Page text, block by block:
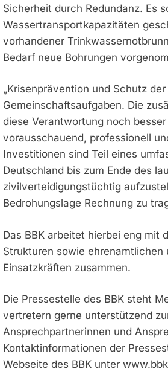
Sicherheit durch Redundanz. Es
Wassertransportkapazitäten
vorhandener
Bedarf neue Bohrungen
„Krisenprävention und Schutz
Gemeinschaftsaufgaben. Die
diese Verantwortung noch
vorausschauend, professionell
Investitionen sind Teil eines
Deutschland bis zum Ende des
zivilverteidigungstüchtig
Bedrohungslage Rechnung zu
Das BBK arbeitet hierbei eng mit
Strukturen sowie ehrenamtlichen
Einsatzkräften zusammen.
Die Pressestelle des BBK steht
vertretern gerne unterstützend
Ansprechpartnerinnen und
Kontaktinformationen der
Webseite des BBK unter